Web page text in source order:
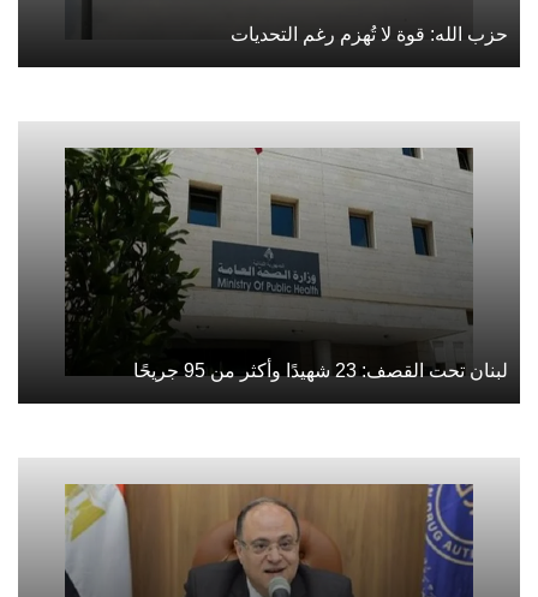
حزب الله: قوة لا تُهزم رغم التحديات
لبنان تحت القصف: 23 شهيدًا وأكثر من 95 جريحًا